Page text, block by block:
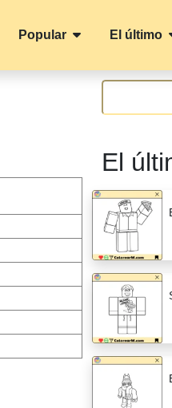
Popular El último
El